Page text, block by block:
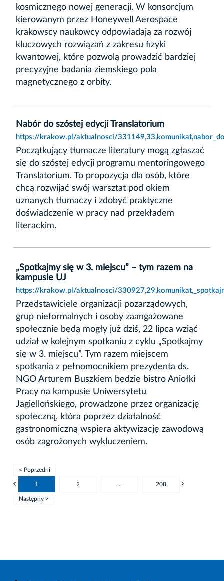
kosmicznego nowej generacji. W konsorcjum
kierowanym przez Honeywell Aerospace
krakowscy naukowcy odpowiadają za rozwój
kluczowych rozwiązań z zakresu fizyki
kwantowej, które pozwolą prowadzić bardziej
precyzyjne badania ziemskiego pola
magnetycznego z orbity.
Nabór do szóstej edycji Translatorium
https://krakow.pl/aktualnosci/
Początkujący tłumacze literatury mogą zgłaszać
się do szóstej edycji programu mentoringowego
Translatorium. To propozycja dla osób, które
chcą rozwijać swój warsztat pod okiem
uznanych tłumaczy i zdobyć praktyczne
doświadczenie w pracy nad przekładem
literackim.
„Spotkajmy się w 3. miejscu” – tym razem na
kampusie UJ
https://krakow.pl/aktualnosci/
Przedstawiciele organizacji pozarządowych,
grup nieformalnych i osoby zaangażowane
społecznie będą mogły już dziś, 22 lipca wziąć
udział w kolejnym spotkaniu z cyklu „Spotkajmy
się w 3. miejscu”. Tym razem miejscem
spotkania z pełnomocnikiem prezydenta ds.
NGO Arturem Buszkiem będzie bistro Aniołki
Pracy na kampusie Uniwersytetu
Jagiellońskiego, prowadzone przez organizację
społeczną, która poprzez działalność
gastronomiczną wspiera aktywizację zawodową
osób zagrożonych wykluczeniem.
< Poprzedni
1 2 ... 208
Następny >